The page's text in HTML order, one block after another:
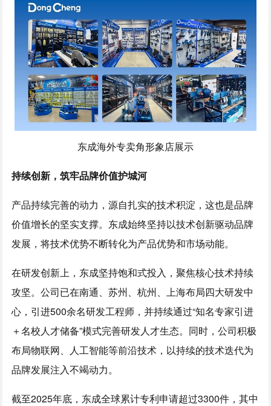
东成海外专卖角形象店展示
持续创新，筑牢品牌价值护城河
产品持续完善的动力，源自扎实的技术积淀，这也是品牌
价值增长的坚实支撑。东成始终坚持以技术创新驱动品牌
发展，将技术优势不断转化为产品优势和市场动能。
在研发创新上，东成坚持饱和式投入，聚焦核心技术持续
攻坚。公司已在南通、苏州、杭州、上海布局四大研发中
心，引进500余名研发工程师，并持续通过“知名专家引进
＋名校人才储备”模式完善研发人才生态。同时，公司积极
布局物联网、人工智能等前沿技术，以持续的技术迭代为
品牌发展注入不竭动力。
截至2025年底，东成全球累计专利申请超过3300件，其中